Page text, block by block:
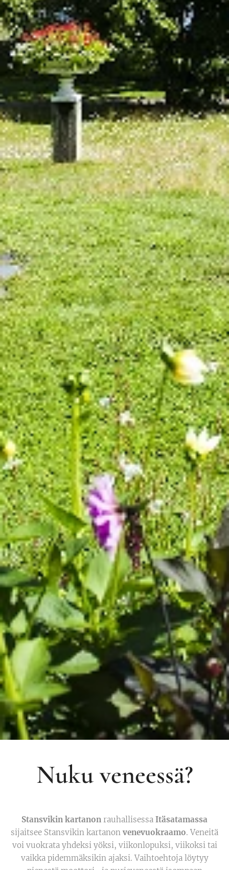
Nuku veneessä?
Stansvikin kartanon rauhallisessa Itäsatamassa
sijaitsee Stansvikin kartanon venevuokraamo. Veneitä
voi vuokrata yhdeksi yöksi, viikonlopuksi, viikoksi tai
vaikka pidemmäksikin ajaksi. Vaihtoehtoja löytyy